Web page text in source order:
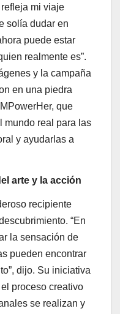
refleja mi viaje
solía dudar en
puede estar
realmente es”.
y la campaña
en una piedra
que
mundo real para las
y ayudarlas a
arte y la acción
recipiente
“En
la sensación de
pueden encontrar
dijo. Su iniciativa
proceso creativo
se realizan y